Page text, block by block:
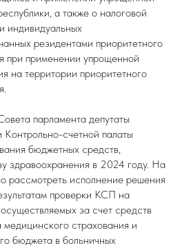
а также о налоговой
индивидуальных
резидентами приоритетного
при применении упрощенной
на территории приоритетного
парламента депутаты
Контрольно-счетной палаты
бюджетных средств,
здравоохранения в 2024 году. На
рассмотреть исполнение решения
проверки КСП на
за счет средств
страхования и
бюджета в больничных